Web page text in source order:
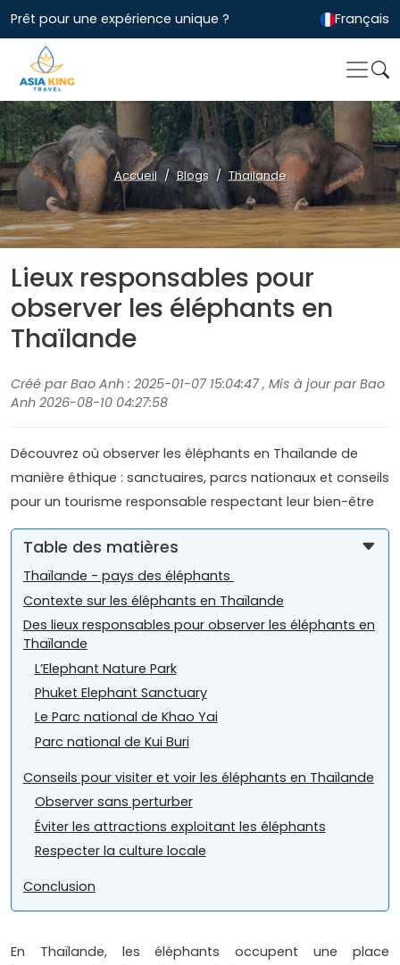
Prêt pour une expérience unique ? Français
Accueil Blogs Thailande
Lieux responsables pour
observer les éléphants en
Thaïlande
Créé par Bao Anh : 2025-01-07 15:04:47 , Mis à jour par Bao
Anh 2026-08-10 04:27:58
Découvrez où observer les éléphants en Thaïlande de
manière éthique : sanctuaires, parcs nationaux et conseils
pour un tourisme responsable respectant leur bien-être
Table des matières
Thaïlande - pays des éléphants
Contexte sur les éléphants en Thaïlande
Des lieux responsables pour observer les éléphants en
Thaïlande
L’Elephant Nature Park
Phuket Elephant Sanctuary
Le Parc national de Khao Yai
Parc national de Kui Buri
Conseils pour visiter et voir les éléphants en Thaïlande
Observer sans perturber
Éviter les attractions exploitant les éléphants
Respecter la culture locale
Conclusion
En Thaïlande, les éléphants occupent une place